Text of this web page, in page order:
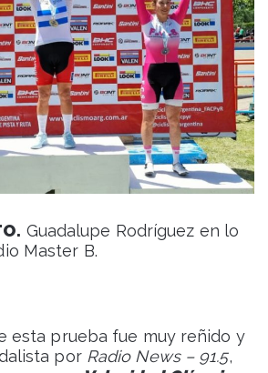
Guadalupe Rodríguez en lo
Master B.
esta prueba fue muy reñido y
por Radio News – 91.5,